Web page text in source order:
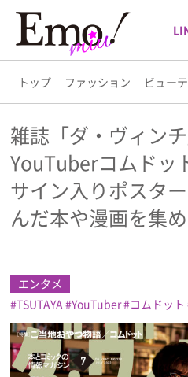
トップ ファッション ビュー
トップ
ファッション
ビューティー
エンタメ
ライフスタイル
雑誌「ダ・ヴィンチ
YouTuberコムドッ
サイン入りポスタ
んだ本や漫画を集
エンタメ
TSUTAYA
YouTuber コムドット